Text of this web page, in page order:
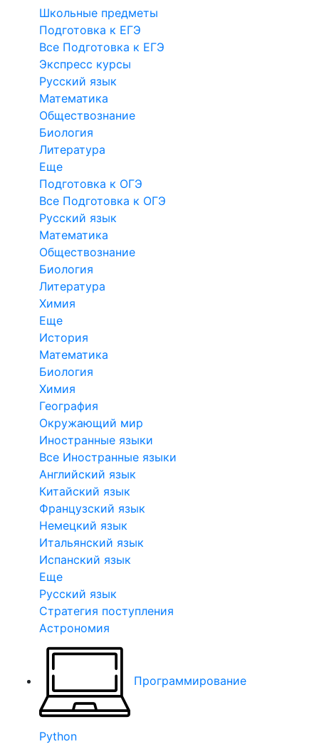
Школьные предметы
Подготовка к ЕГЭ
Все Подготовка к ЕГЭ
Экспресс курсы
Русский язык
Математика
Обществознание
Биология
Литература
Еще
Подготовка к ОГЭ
Все Подготовка к ОГЭ
Русский язык
Математика
Обществознание
Биология
Литература
Химия
Еще
История
Математика
Биология
Химия
География
Окружающий мир
Иностранные языки
Все Иностранные языки
Английский язык
Китайский язык
Французский язык
Немецкий язык
Итальянский язык
Испанский язык
Еще
Русский язык
Стратегия поступления
Астрономия
Программирование
Python